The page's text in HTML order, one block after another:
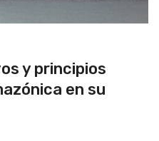
y principios
en su